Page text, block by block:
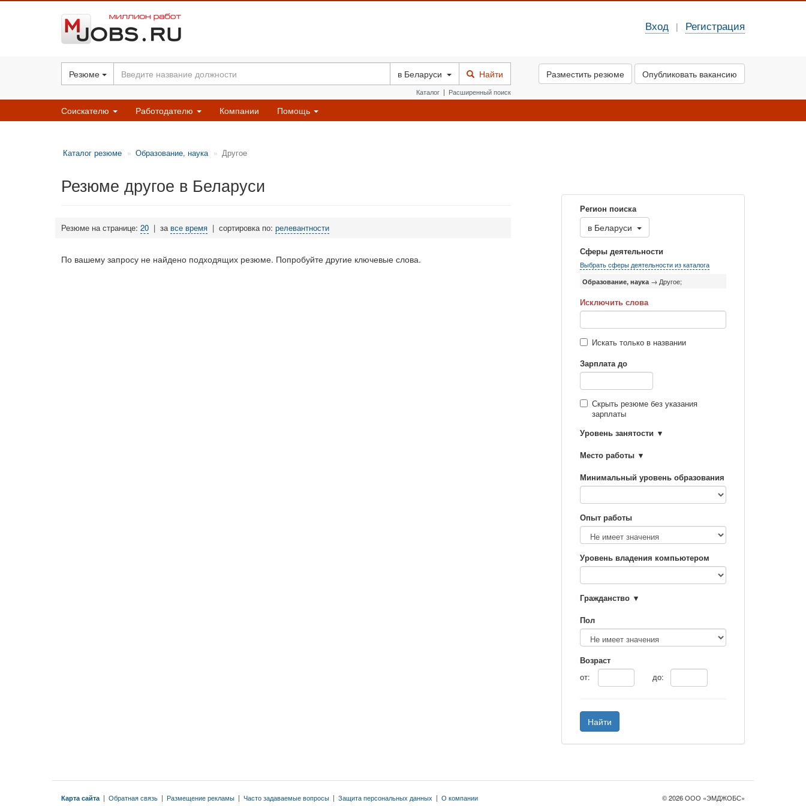
Вход | Регистрация
Резюме в Беларуси Найти
Каталог | Расширенный поиск
Разместить резюме Опубликовать вакансию
Соискателю Работодателю Компании Помощь
Каталог резюме Образование, наука Другое
Резюме другое в Беларуси
Резюме на странице: 20 | за все время | сортировка по: релевантности
По вашему запросу не найдено подходящих резюме. Попробуйте другие ключевые слова.
Регион поиска
в Беларуси
Сферы деятельности
Выбрать сферы деятельности из каталога
Образование, наука → Другое;
Исключить слова
Искать только в названии
Зарплата до
Скрыть резюме без указания
зарплаты
Уровень занятости
Место работы
Минимальный уровень образования
Опыт работы
Уровень владения компьютером
Гражданство
Пол
Возраст
от:
до:
Найти
Карта сайта | Обратная связь | Размещение рекламы | Часто задаваемые вопросы | Защита персональных данных | О компании © 2026 ООО «ЭМДЖОБС»